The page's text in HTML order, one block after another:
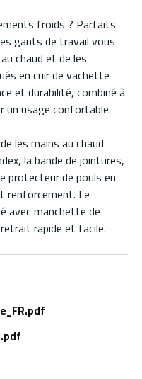
froids ? Parfaits
gants de travail vous
chaud et de les
en cuir de vachette
et durabilité, combiné à
un usage confortable.
les mains au chaud
la bande de jointures,
protecteur de pouls en
renforcement. Le
avec manchette de
rapide et facile.